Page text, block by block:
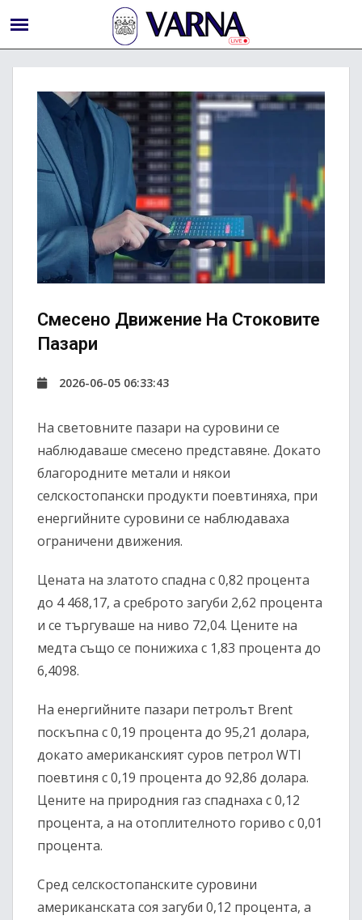
Смесено Движение На Стоковите
Пазари
2026-06-05 06:33:43
На световните пазари на суровини се
наблюдаваше смесено представяне. Докато
благородните метали и някои
селскостопански продукти поевтиняха, при
енергийните суровини се наблюдаваха
ограничени движения.
Цената на златото спадна с 0,82 процента
до 4 468,17, а среброто загуби 2,62 процента
и се търгуваше на ниво 72,04. Цените на
медта също се понижиха с 1,83 процента до
6,4098.
На енергийните пазари петролът Brent
поскъпна с 0,19 процента до 95,21 долара,
докато американският суров петрол WTI
поевтиня с 0,19 процента до 92,86 долара.
Цените на природния газ спаднаха с 0,12
процента, а на отоплителното гориво с 0,01
процента.
Сред селскостопанските суровини
американската соя загуби 0,12 процента, а